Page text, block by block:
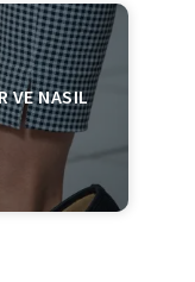
VE NASIL